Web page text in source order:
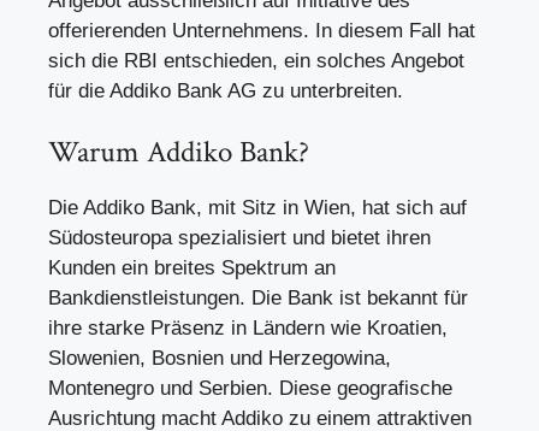
offerierenden Unternehmens. In diesem Fall hat
sich die RBI entschieden, ein solches Angebot
für die Addiko Bank AG zu unterbreiten.
Warum Addiko Bank?
Die Addiko Bank, mit Sitz in Wien, hat sich auf
Südosteuropa spezialisiert und bietet ihren
Kunden ein breites Spektrum an
Bankdienstleistungen. Die Bank ist bekannt für
ihre starke Präsenz in Ländern wie Kroatien,
Slowenien, Bosnien und Herzegowina,
Montenegro und Serbien. Diese geografische
Ausrichtung macht Addiko zu einem attraktiven